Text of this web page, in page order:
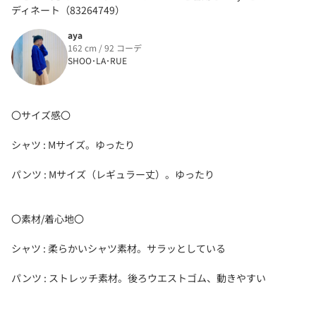
ディネート（83264749）
aya
162 cm / 92 コーデ
SHOO･LA･RUE
〇サイズ感〇
シャツ : Mサイズ。ゆったり
パンツ : Mサイズ（レギュラー丈）。ゆったり
〇素材/着心地〇
シャツ : 柔らかいシャツ素材。サラッとしている
パンツ : ストレッチ素材。後ろウエストゴム、動きやすい